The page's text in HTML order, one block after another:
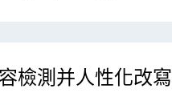
檢測并人性化改寫